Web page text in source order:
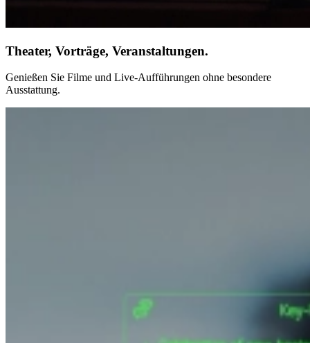
Theater, Vorträge, Veranstaltungen.
Genießen Sie Filme und Live-Aufführungen ohne besondere
Ausstattung.